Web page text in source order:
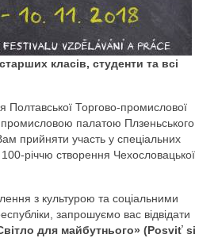
класів, студенти та всі
Полтавської Торгово-промислової
палатою Плзеньського
прийняти участь у спеціальних
річчю створення Чехословацької
з культурою та соціальними
запрошуємо вас відвідати
для майбутнього» (Posviť si